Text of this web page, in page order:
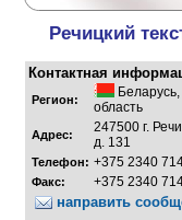
Речицкий
Контактная
Регион: Беларусь
область
Адрес:
247500 г.
д. 131
Телефон: +375 2340
Факс: +375 2340
направить